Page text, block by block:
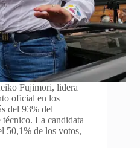
Fujimori, lidera
oficial en los
del 93% del
técnico. La candidata
50,1% de los votos,